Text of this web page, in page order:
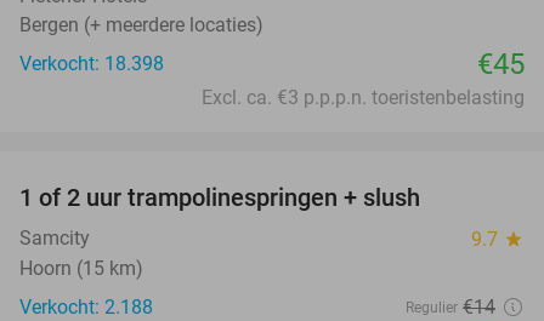
Bergen (+ meerdere locaties)
Verkocht: 18.398
€45
Excl. ca. €3 p.p.p.n. toeristenbelasting
1 of 2 uur trampolinespringen + slush
Samcity 9.7 star
Hoorn (15 km)
Verkocht: 2.188
Regulier €14